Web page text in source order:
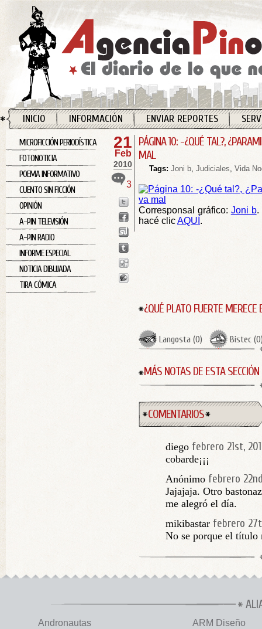
INICIO INFORMACIÓN ENVIAR REPORTES
MICROFICCIÓN PERIODÍSTICA
FOTONOTICIA
POEMA INFORMATIVO
CUENTO SIN FICCIÓN
OPINIÓN
A-PIN TELEVISIÓN
A-PIN RADIO
INFORME ESPECIAL
NOTICIA DIBUJADA
TIRA CÓMICA
21
Feb
2010
3
PÁGINA 10: -¿QUÉ TAL?,
MAL
Tags: Joni b, Judiciales, Vida
Corresponsal gráfico: Joni b.
hacé clicAQUÍ .
¿QUÉ PLATO FUERTE MERECE
Langosta (0) Bistec (0
MÁS NOTAS DE ESTA SECCIÓN
COMENTARIOS
diego febrero 21st,
cobarde¡¡¡
Anónimo febrero
Jajajaja. Otro
me alegró el día.
mikibastar febrero
No se porque el
Andronautas
ARM Diseño